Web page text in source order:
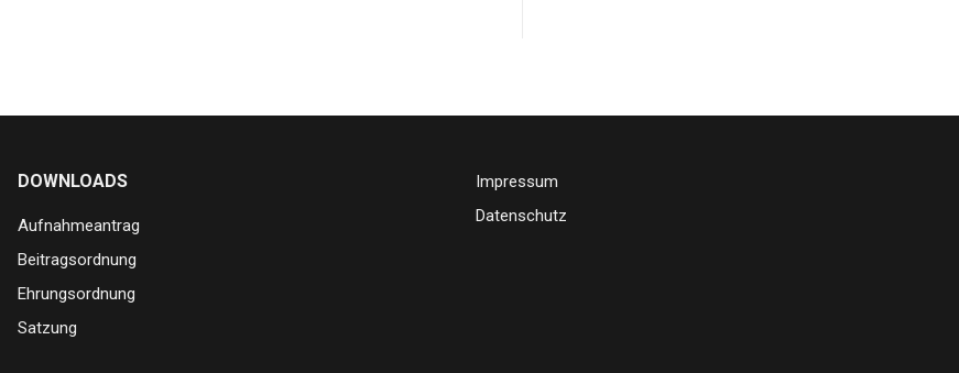
DOWNLOADS
Aufnahmeantrag
Beitragsordnung
Ehrungsordnung
Satzung
Impressum
Datenschutz